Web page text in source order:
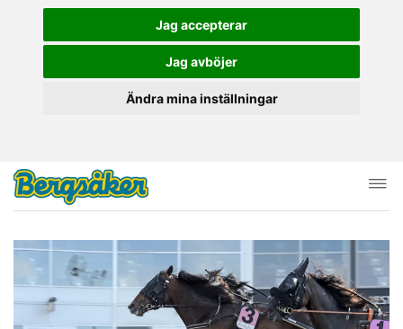
Jag accepterar
Jag avböjer
Ändra mina inställningar